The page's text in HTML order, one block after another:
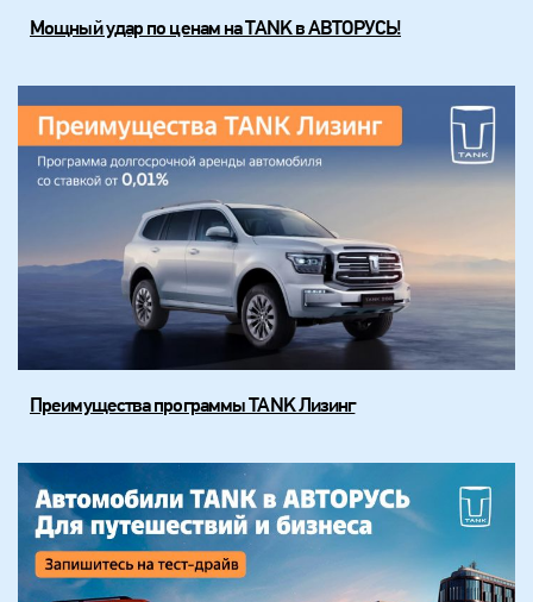
Мощный удар по ценам на TANK в АВТОРУСЬ!
Преимущества программы TANK Лизинг